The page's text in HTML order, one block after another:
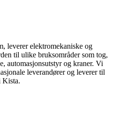
leverer elektromekaniske og
til ulike bruksområder som tog,
automasjonsutstyr og kraner. Vi
leverandører og leverer til
Kista.